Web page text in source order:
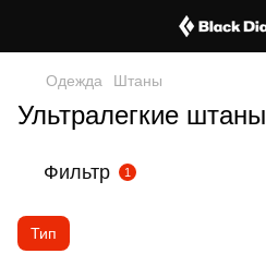
Одежда Штаны
Ультралегкие штаны
Фильтр 1
Тип